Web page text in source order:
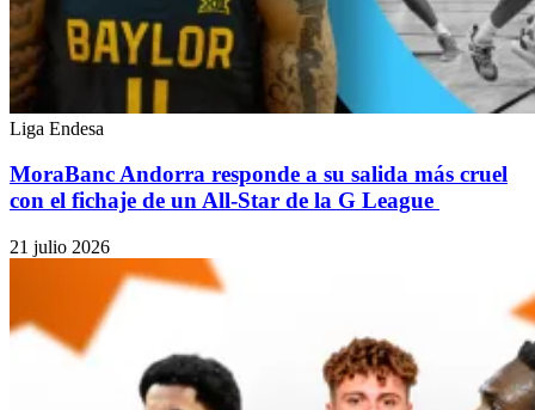
Liga Endesa
MoraBanc Andorra responde a su salida más cruel
con el fichaje de un All-Star de la G League
21 julio 2026